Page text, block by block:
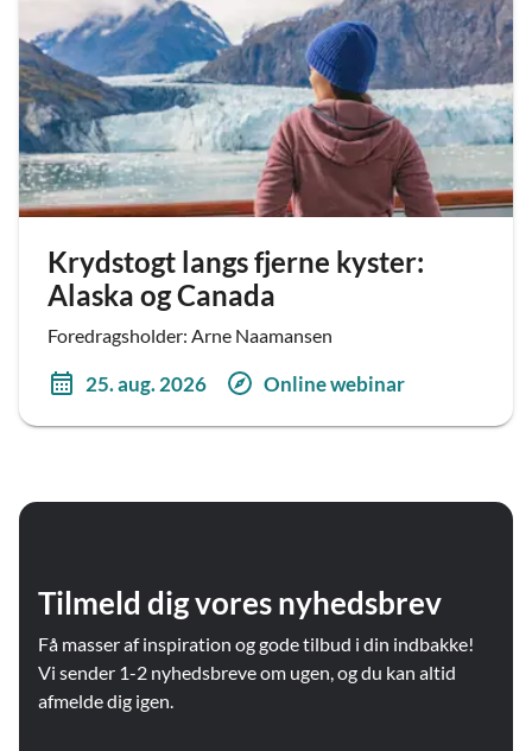
Krydstogt langs fjerne kyster:
Alaska og Canada
Foredragsholder: Arne Naamansen
25. aug. 2026 Online webinar
Tilmeld dig vores nyhedsbrev
Få masser af inspiration og gode tilbud i din indbakke!
Vi sender 1-2 nyhedsbreve om ugen, og du kan altid
afmelde dig igen.